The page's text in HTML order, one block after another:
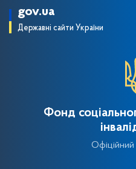
gov.ua
Державні сайти України
Фонд